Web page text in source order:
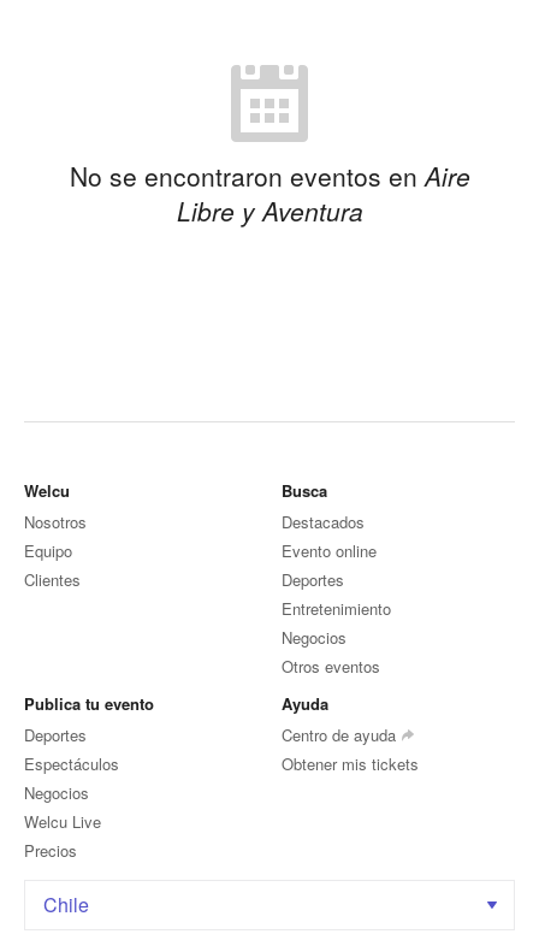
No se encontraron eventos enAire
Libre y Aventura
Welcu
Nosotros
Equipo
Clientes
Busca
Destacados
Evento online
Deportes
Entretenimiento
Negocios
Otros eventos
Publica tu evento
Deportes
Espectáculos
Negocios
Welcu Live
Precios
Ayuda
Centro de ayuda
Obtener mis tickets
Chile